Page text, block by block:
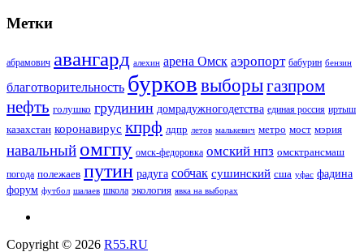
Метки
абрамович авангард алехин арена Омск аэропорт бабурин бензин
благотворительность бурков выборыгазпром
нефть голушко грудинин домрадужногодетства единая россия иртыш
казахстан коронавирус кпрф лдпр летов малькевич метро мост мэрия
навальный омгпу омск-федоровка омский нпз омсктрансмаш
погода полежаев путин радуга собчак сушинский сша уфас фадина
форум футбол шалаев школа экология явка на выборах
Copyright © 2026 R55.RU